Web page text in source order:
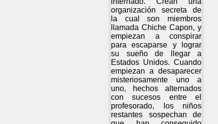
organización secreta de
la cual son miembros
llamada Chiche Capon, y
empiezan a conspirar
para escaparse y lograr
su sueño de llegar a
Estados Unidos. Cuando
empiezan a desaparecer
misteriosamente uno a
uno, hechos alternados
con sucesos entre el
profesorado, los niños
restantes sospechan de